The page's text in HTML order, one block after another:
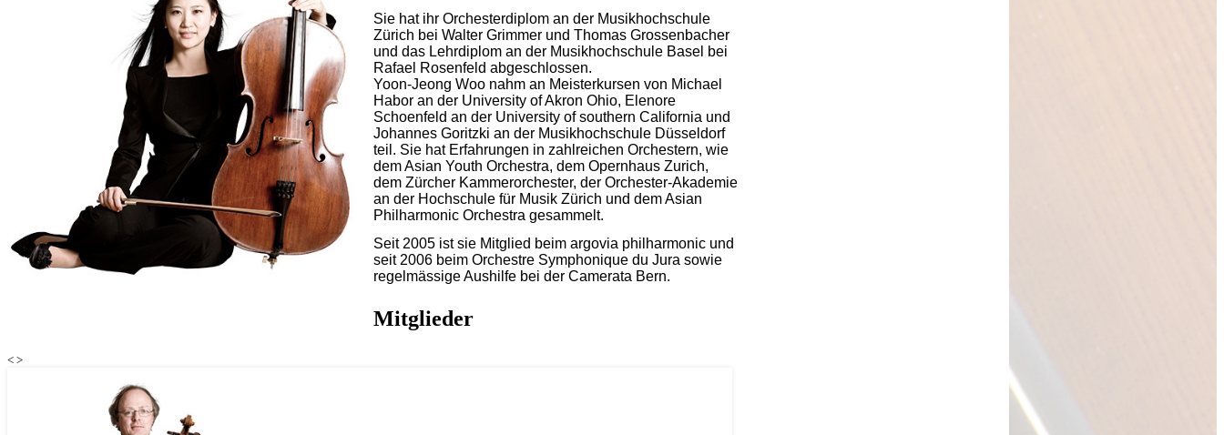
Sie hat ihr Orchesterdiplom an der Musikhochschule
Zürich bei Walter Grimmer und Thomas Grossenbacher
und das Lehrdiplom an der Musikhochschule Basel bei
Rafael Rosenfeld abgeschlossen.
Yoon-Jeong Woo nahm an Meisterkursen von Michael
Habor an der University of Akron Ohio, Elenore
Schoenfeld an der University of southern California und
Johannes Goritzki an der Musikhochschule Düsseldorf
teil. Sie hat Erfahrungen in zahlreichen Orchestern, wie
dem Asian Youth Orchestra, dem Opernhaus Zurich,
dem Zürcher Kammerorchester, der Orchester-Akademie
an der Hochschule für Musik Zürich und dem Asian
Philharmonic Orchestra gesammelt.
Seit 2005 ist sie Mitglied beim argovia philharmonic und
seit 2006 beim Orchestre Symphonique du Jura sowie
regelmässige Aushilfe bei der Camerata Bern.
Mitglieder
< >